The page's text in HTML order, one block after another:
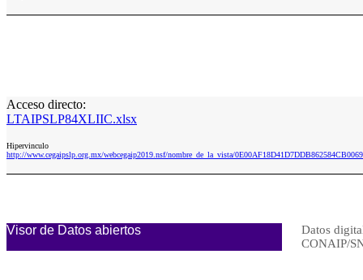
Acceso directo:
LTAIPSLP84XLIIC.xlsx
Hipervinculo
http://www.cegaipslp.org.mx/webcegaip2019.nsf/nombre_de_la_vista/
Visor de Datos abiertos
Datos
CONAIP/